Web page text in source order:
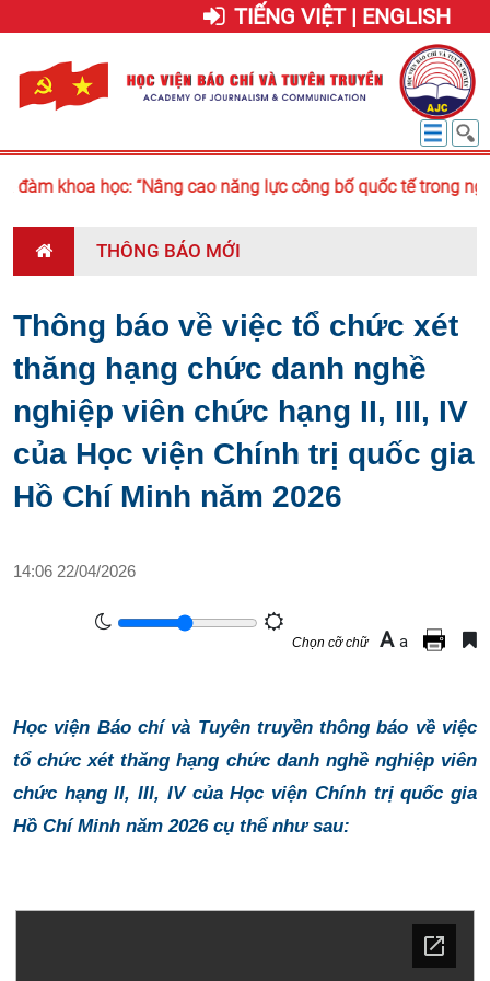
TIẾNG VIỆT | ENGLISH
đàm khoa học: “Nâng cao năng lực công bố quốc tế trong
THÔNG BÁO MỚI
Thông báo về việc tổ chức xét
thăng hạng chức danh nghề
nghiệp viên chức hạng II, III, IV
của Học viện Chính trị quốc gia
Hồ Chí Minh năm 2026
14:06 22/04/2026
Chọn cỡ chữ A a
Học viện Báo chí và Tuyên truyền thông báo về việc
tổ chức xét thăng hạng chức danh nghề nghiệp viên
chức hạng II, III, IV của Học viện Chính trị quốc gia
Hồ Chí Minh năm 2026 cụ thể như sau: